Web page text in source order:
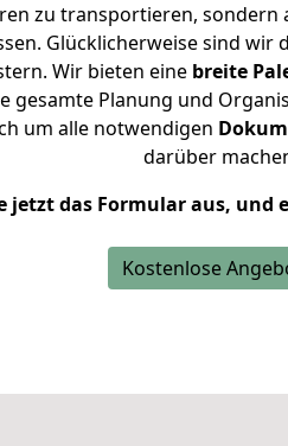
zu transportieren,
Glücklicherweise sind wir
Wir bieten eine breite
gesamte Planung und
um alle notwendigen
darüber
jetzt das Formular aus, und
Kostenlose